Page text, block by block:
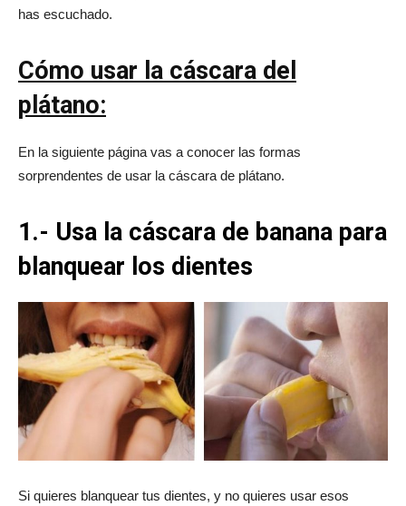
has escuchado.
Cómo usar la cáscara del
plátano:
En la siguiente página vas a conocer las formas
sorprendentes de usar la cáscara de plátano.
1.- Usa la cáscara de banana para
blanquear los dientes
Si quieres blanquear tus dientes, y no quieres usar esos